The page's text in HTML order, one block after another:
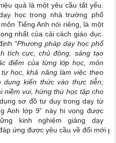
quả là một yêu cầu tất yếu.
học trong nhà trường phổ
Tiếng Anh nói riêng, là một
nhất của cải cách giáo dục.
“Phương pháp dạy học phổ
tích cực, chủ động, sáng tạo
điểm của từng lớp học, môn
học, khả năng làm việc theo
dụng kiến thức vào thực tiễn;
niềm vui, hứng thú học tập cho
sơ đồ tư duy trong dạy từ
Anh lớp 9” này hi vọng được
kinh nghiệm giảng dạy
ứng được yêu cầu về đổi mới